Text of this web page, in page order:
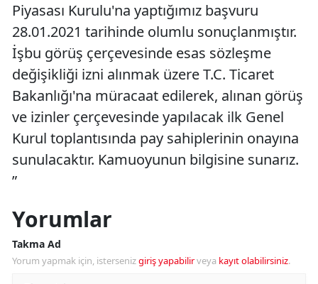
Piyasası Kurulu'na yaptığımız başvuru
28.01.2021 tarihinde olumlu sonuçlanmıştır.
İşbu görüş çerçevesinde esas sözleşme
değişikliği izni alınmak üzere T.C. Ticaret
Bakanlığı'na müracaat edilerek, alınan görüş
ve izinler çerçevesinde yapılacak ilk Genel
Kurul toplantısında pay sahiplerinin onayına
sunulacaktır. Kamuoyunun bilgisine sunarız.
”
Yorumlar
Takma Ad
Yorum yapmak için, istersenizgiriş yapabilirveya kayıt olabilirsiniz.